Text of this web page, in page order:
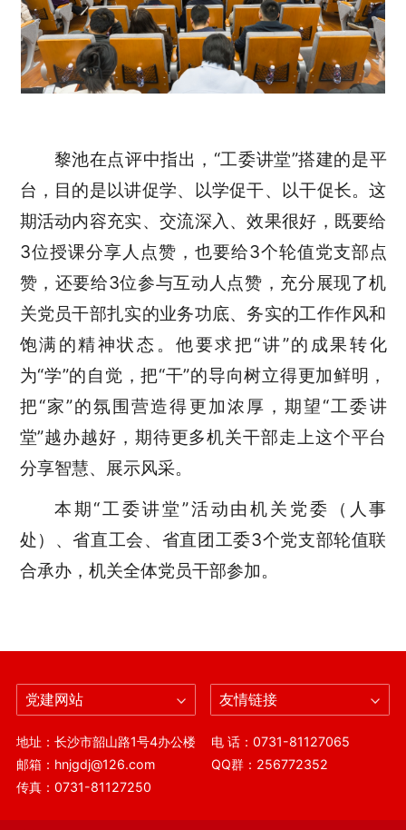
黎池在点评中指出，“工委讲堂”搭建的是平
台，目的是以讲促学、以学促干、以干促长。这
期活动内容充实、交流深入、效果很好，既要给
3位授课分享人点赞，也要给3个轮值党支部点
赞，还要给3位参与互动人点赞，充分展现了机
关党员干部扎实的业务功底、务实的工作作风和
饱满的精神状态。他要求把“讲”的成果转化
为“学”的自觉，把“干”的导向树立得更加鲜明，
把“家”的氛围营造得更加浓厚，期望“工委讲
堂”越办越好，期待更多机关干部走上这个平台
分享智慧、展示风采。
本期“工委讲堂”活动由机关党委（人事
处）、省直工会、省直团工委3个党支部轮值联
合承办，机关全体党员干部参加。
党建网站 友情链接
地址：长沙市韶山路1号4办公楼
电 话：0731-81127065
邮箱：hnjgdj@126.com
QQ群：256772352
传真：0731-81127250